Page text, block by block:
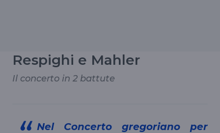
Respighi e Mahler
Il concerto in 2 battute
Nel Concerto gregoriano per